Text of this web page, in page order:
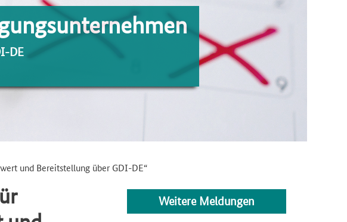
DE
und Bereitstellung über GDI-DE“
Weitere Meldungen